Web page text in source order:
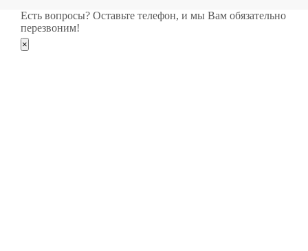
Есть вопросы? Оставьте телефон, и мы Вам обязательно
перезвоним!
×